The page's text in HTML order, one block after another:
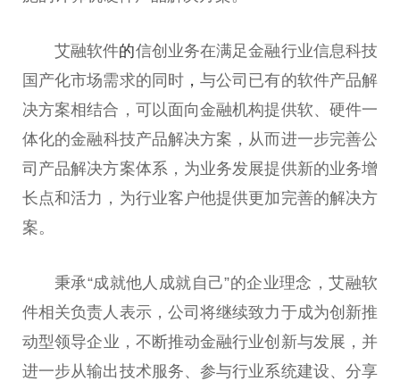
艾融软件的信创业务在满足金融行业信息科技
国产化市场需求的同时，与公司已有的软件产品解
决方案相结合，可以面向金融机构提供软、硬件一
体化的金融科技产品解决方案，从而进一步完善公
司产品解决方案体系，为业务发展提供新的业务增
长点和活力，为行业客户他提供更加完善的解决方
案。
秉承“成就他人成就自己”的企业理念，艾融软
件相关负责人表示，公司将继续致力于成为创新推
动型领导企业，不断推动金融行业创新与发展，并
进一步从输出技术服务、参与行业系统建设、分享